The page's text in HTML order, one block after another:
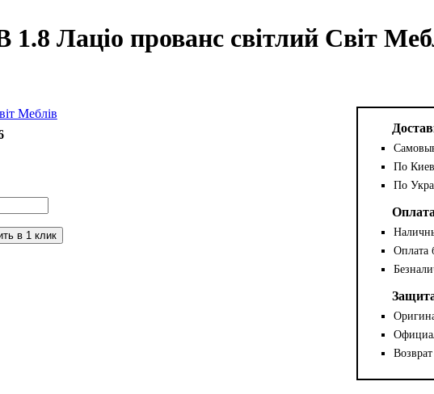
Лаціо прованс світлий Світ
Меблів
в 1 клик
По
По
Оплата
Оплата